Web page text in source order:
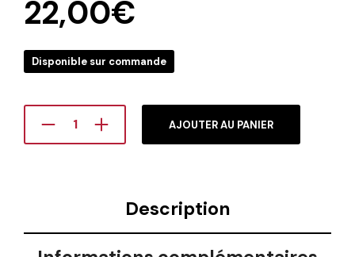
22,00€
Disponible sur commande
AJOUTER AU PANIER
Description